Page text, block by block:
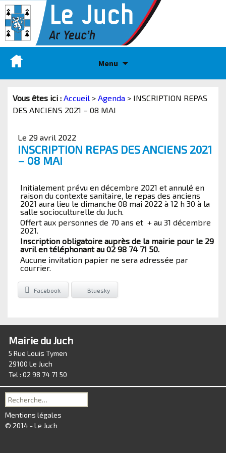
Menu
Vous êtes ici : Accueil > Agenda > INSCRIPTION REPAS
DES ANCIENS 2021 – 08 MAI
Le 29 avril 2022
INSCRIPTION REPAS DES ANCIENS 2021
– 08 MAI
Initialement prévu en décembre 2021 et annulé en
raison du contexte sanitaire, le repas des anciens
2021 aura lieu le dimanche 08 mai 2022 à 12 h 30 à la
salle socioculturelle du Juch.
Offert aux personnes de 70 ans et + au 31 décembre
2021.
Inscription obligatoire auprès de la mairie pour le 29
avril en téléphonant au 02 98 74 71 50.
Aucune invitation papier ne sera adressée par
courrier.
Facebook Bluesky
Mairie du Juch
5 Rue Louis Tymen
29100 Le Juch
Tel : 02 98 74 71 50
Recherche
pour :
Mentions légales
© 2014 - Le Juch